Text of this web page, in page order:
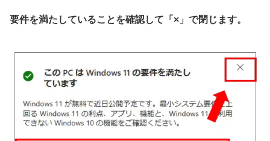
要件を満たしていることを確認して「×」で閉じます。